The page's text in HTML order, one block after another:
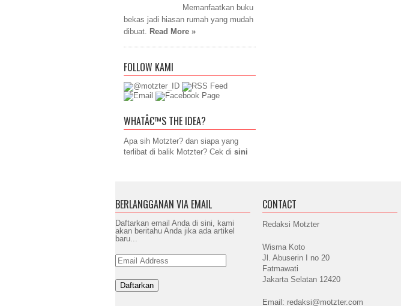
Memanfaatkan buku
bekas jadi hiasan rumah yang mudah
dibuat. Read More »
FOLLOW KAMI
WHATÂ€™S THE IDEA?
Apa sih Motzter? dan siapa yang
terlibat di balik Motzter? Cek di sini
BERLANGGANAN VIA EMAIL
Daftarkan email Anda di sini, kami
akan beritahu Anda jika ada artikel
baru...
Email
Address
CONTACT
Redaksi Motzter
Wisma Koto
Jl. Abuserin I no 20
Fatmawati
Jakarta Selatan 12420
Email: redaksi@motzter.com